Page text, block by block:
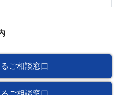
ご相談窓口
ご相談窓口